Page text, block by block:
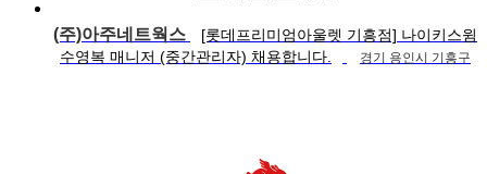
(주)아주네트웍스
[롯데프리미엄아울렛 기흥점] 나이키스윔
수영복 매니저 (중간관리자) 채용합니다.
경기 용인시 기흥구